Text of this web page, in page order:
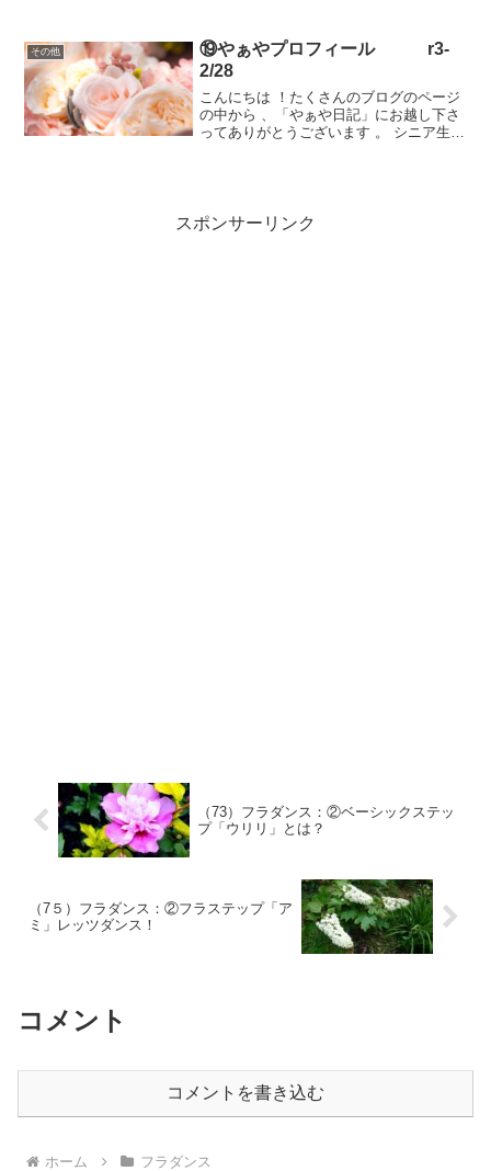
述べてみようと思います。ベーシックス
テップの「インサイドカホ...
その他
⑲やぁやプロフィール r3-
2/28
こんにちは ！たくさんのブログのページ
の中から 、「やぁや日記」にお越し下さ
ってありがとうございます 。 シニア生活
スポンサーリンク
（73）フラダンス：②ベーシックステッ
プ「ウリリ」とは？
（7５）フラダンス：②フラステップ「ア
ミ」レッツダンス！
コメント
コメントを書き込む
ホーム フラダンス